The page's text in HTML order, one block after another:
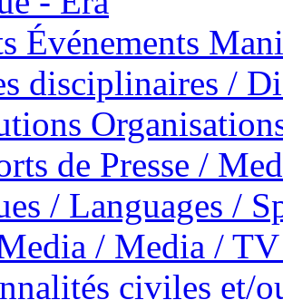
Événements
disciplinaires /
de Presse /
/ Languages /
/ Media /
civiles et/